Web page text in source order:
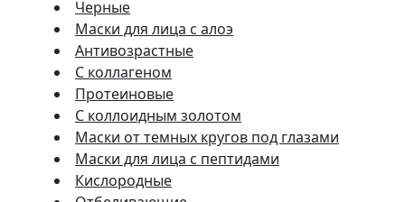
Черные
Маски для лица с алоэ
Антивозрастные
С коллагеном
Протеиновые
С коллоидным золотом
Маски от темных кругов под глазами
Маски для лица с пептидами
Кислородные